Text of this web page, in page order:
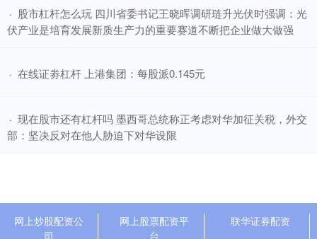
· ​股市杠杆怎么玩 四川省委书记王晓晖调研琏升光伏时强调：光
伏产业是培育发展新质生产力的重要赛道不断把企业做大做强
· ​在线证劵杠杆 上港集团：每股派0.145元
· ​现在股市还有杠杆吗 墨西哥总统称正考虑对华加征关税，外交
部：坚决反对在他人胁迫下对华设限
网上炒股配资公
司
网上股票配资平
台
联华证券配资